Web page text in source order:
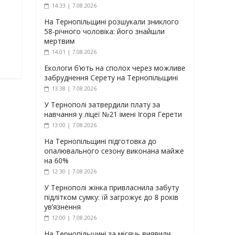
14:33 | 7.08.2026
На Тернопільщині розшукали зниклого
58-річного чоловіка: його знайшли
мертвим
14:01 | 7.08.2026
Екологи б’ють на сполох через можливе
забруднення Серету на Тернопільщині
13:38 | 7.08.2026
У Тернополі затвердили плату за
навчання у ліцеї №21 імені Ігоря Герети
13:00 | 7.08.2026
На Тернопільщині підготовка до
опалювального сезону виконана майже
на 60%
12:30 | 7.08.2026
У Тернополі жінка привласнила забуту
підлітком сумку: їй загрожує до 8 років
ув’язнення
12:00 | 7.08.2026